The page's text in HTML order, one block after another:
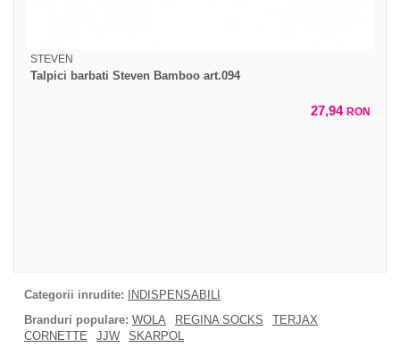
STEVEN
Talpici barbati Steven Bamboo art.094
27,94 RON
Categorii inrudite: INDISPENSABILI
Branduri populare: WOLA REGINA SOCKS
TERJAX
CORNETTE
JJW SKARPOL